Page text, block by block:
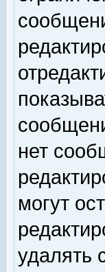
нет
могут
удалять